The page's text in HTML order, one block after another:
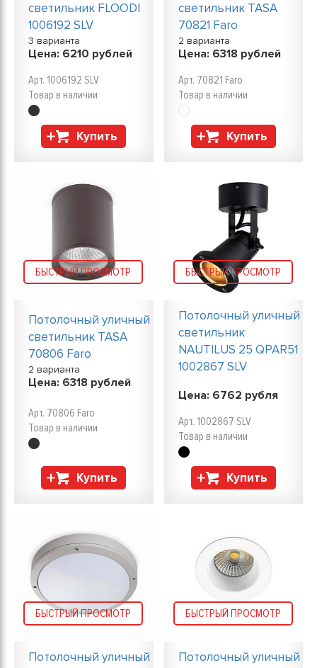
светильник FLOODI
1006192 SLV
3 варианта
Цена: 6210 рублей
Арт. 1006192 SLV
Товар в наличии
Купить
светильник TASA
70821 Faro
2 варианта
Цена: 6318 рублей
Арт. 70821 Faro
Товар в наличии
Купить
БЫСТРЫЙ ПРОСМОТР
Потолочный уличный
светильник TASA
70806 Faro
2 варианта
Цена: 6318 рублей
Арт. 70806 Faro
Товар в наличии
Купить
БЫСТРЫЙ ПРОСМОТР
Потолочный уличный
светильник
NAUTILUS 25 QPAR51
1002867 SLV
Цена: 6762 рубля
Арт. 1002867 SLV
Товар в наличии
Купить
БЫСТРЫЙ ПРОСМОТР
Потолочный уличный
БЫСТРЫЙ ПРОСМОТР
Потолочный уличный